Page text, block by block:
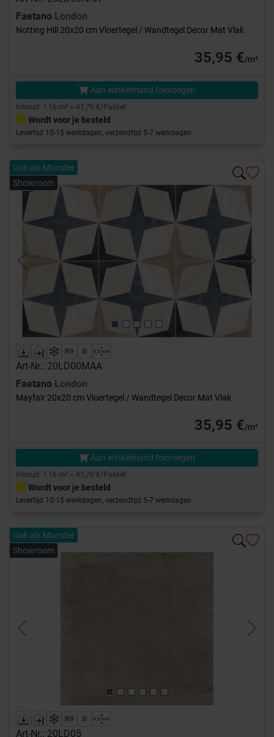
Faetano London
Notting Hill 20x20 cm Vloertegel / Wandtegel Decor Mat Vlak
35,95 €/m²
Aan winkelmand toevoegen
Inhoud: 1,16 m² = 41,70 €/Pakket
Wordt voor je besteld
Levertijd 10-15 werkdagen, verzendtijd 5-7 werkdagen
Ook als Monster
Showroom
Previous Next
Art-Nr.: 20LD00MAA
Faetano London
Mayfair 20x20 cm Vloertegel / Wandtegel Decor Mat Vlak
35,95 €/m²
Aan winkelmand toevoegen
Inhoud: 1,16 m² = 41,70 €/Pakket
Wordt voor je besteld
Levertijd 10-15 werkdagen, verzendtijd 5-7 werkdagen
Ook als Monster
Showroom
Previous Next
Art-Nr.: 20LD05